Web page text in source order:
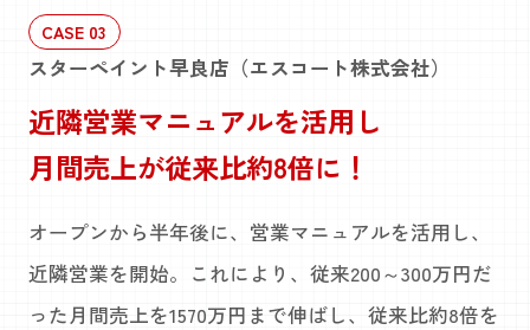
CASE 03
スターペイント早良店（エスコート株式会社）
近隣営業マニュアルを活用し
月間売上が従来比約8倍に！
オープンから半年後に、営業マニュアルを活用し、
近隣営業を開始。これにより、従来200～300万円だ
った月間売上を1570万円まで伸ばし、従来比約8倍を